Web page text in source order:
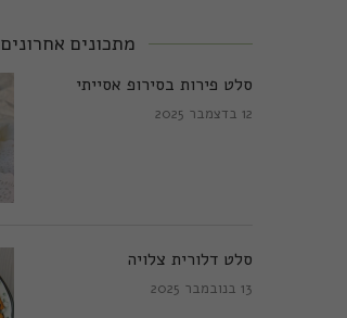
מתכונים אחרונים
סלט פירות בסירופ אסייתי
12 בדצמבר 2025
סלט דלורית צלויה
13 בנובמבר 2025